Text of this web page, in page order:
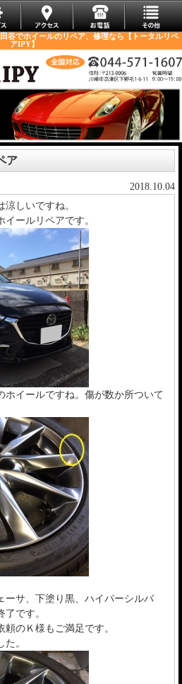
谷でホイールのリペア、修理なら【トータルリペ
アIPY】
ア
2018.10.04
しいですね。
ールリペアです。
ホイールですね。傷が数か所ついて
ーサ、下塗り黒、ハイパーシルバ
です。
のＫ様もご満足です。
。